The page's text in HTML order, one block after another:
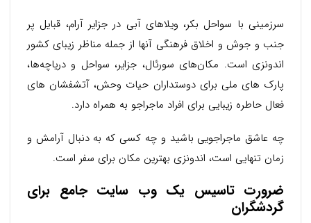
سرزمینی با سواحل بکر، ویلاهای آبی در جزایر آرام، قبایل پر
جنب و جوش و اخلاق فرهنگی آنها از جمله مناظر زیبای کشور
اندونزی است. مکان‌های سورئال، جزایر، سواحل و دریاچه‌ها،
پارک های ملی برای دوستداران حیات وحش، آتشفشان های
فعال حاطره زیبایی برای افراد ماجراجو به همراه دارد.
چه عاشق ماجراجویی باشید و چه کسی که به دنبال آرامش و
زمان تنهایی است، اندونزی بهترین مکان برای سفر است.
ضرورت تاسیس یک وب سایت جامع برای
گردشگران